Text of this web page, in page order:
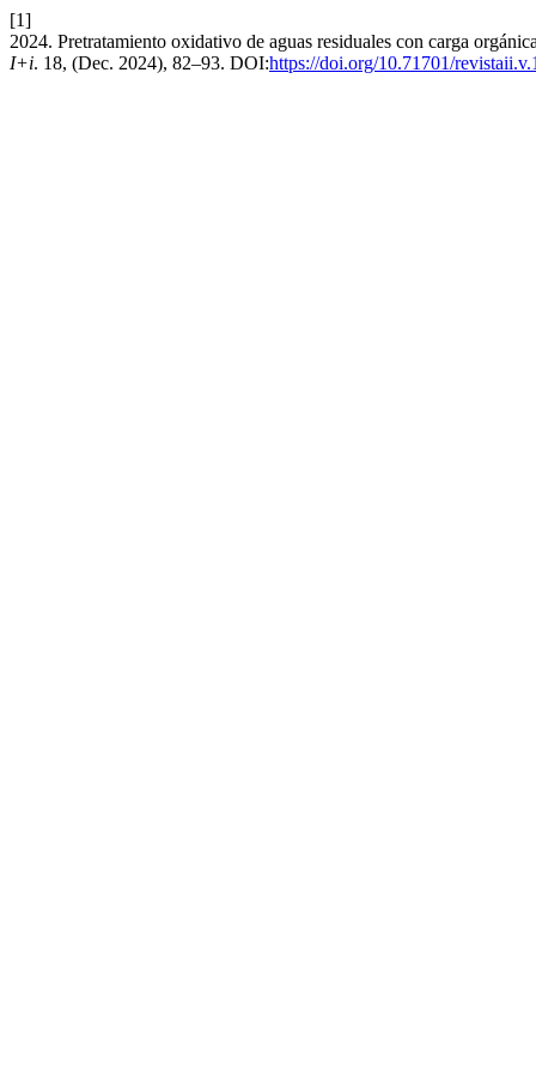
[1]
2024. Pretratamiento oxidativo de aguas residuales con carga
I+i. 18, (Dec. 2024), 82–93. DOI:https://doi.org/10.71701/